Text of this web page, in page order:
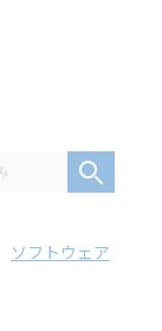
ソフトウェア